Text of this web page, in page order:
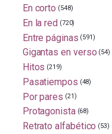
En corto (548)
En la red (720)
Entre páginas (591)
Gigantas en verso (54)
Hitos (219)
Pasatiempos (48)
Por pares (21)
Protagonista (68)
Retrato alfabético (53)